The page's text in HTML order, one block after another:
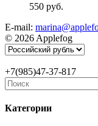
550 руб.
E-mail:
© 2026 Applefog
+7(985)47-37-817
Категории